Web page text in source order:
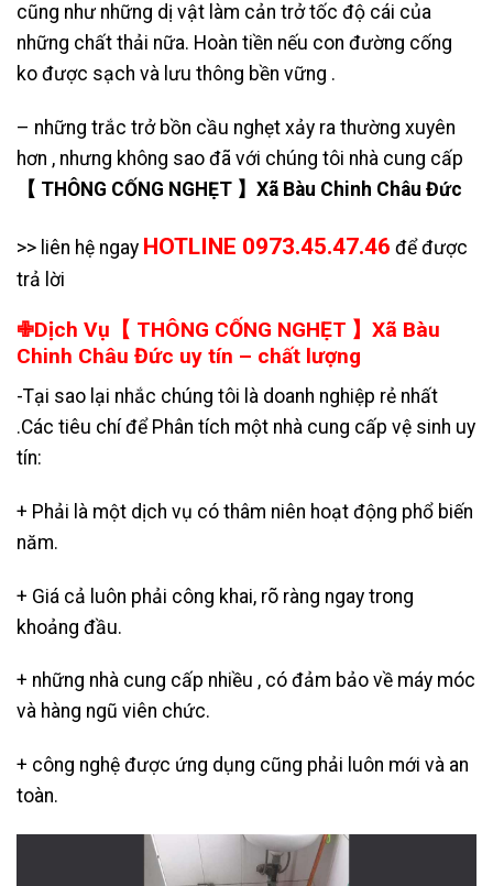
cũng như những dị vật làm cản trở tốc độ cái của
những chất thải nữa. Hoàn tiền nếu con đường cống
ko được sạch và lưu thông bền vững .
– những trắc trở bồn cầu nghẹt xảy ra thường xuyên
hơn , nhưng không sao đã với chúng tôi nhà cung cấp
【 THÔNG CỐNG NGHẸT 】Xã Bàu Chinh Châu Đức
>> liên hệ ngay HOTLINE 0973.45.47.46 để được
trả lời
✙Dịch Vụ【 THÔNG CỐNG NGHẸT 】Xã Bàu
Chinh Châu Đức uy tín – chất lượng
-Tại sao lại nhắc chúng tôi là doanh nghiệp rẻ nhất
.Các tiêu chí để Phân tích một nhà cung cấp vệ sinh uy
tín:
+ Phải là một dịch vụ có thâm niên hoạt động phổ biến
năm.
+ Giá cả luôn phải công khai, rõ ràng ngay trong
khoảng đầu.
+ những nhà cung cấp nhiều , có đảm bảo về máy móc
và hàng ngũ viên chức.
+ công nghệ được ứng dụng cũng phải luôn mới và an
toàn.